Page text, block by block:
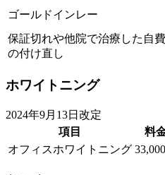
ゴールドインレー
保証切れや他院で治療した自
の付け直し
ホワイトニング
2024年9月13日改定
項目
料
オフィスホワイトニング